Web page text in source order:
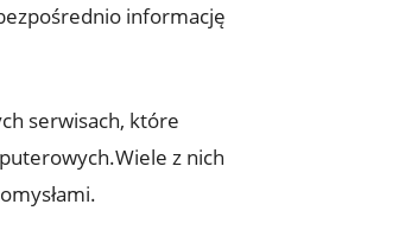
informację
serwisach, które
z nich